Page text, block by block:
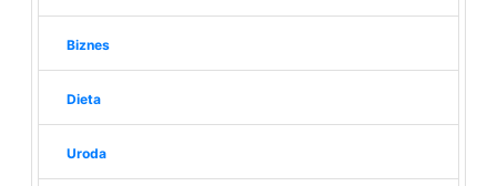
Biznes
Dieta
Uroda